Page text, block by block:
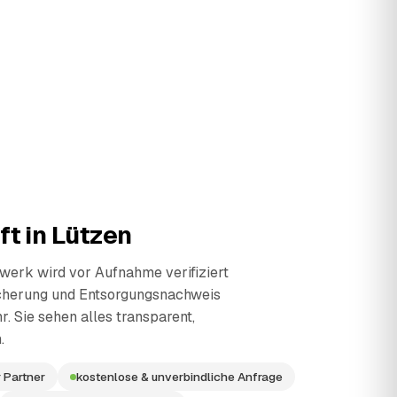
in Lützen
wird vor Aufnahme verifiziert
und Entsorgungsnachweis
Sie sehen alles transparent,
Partner kostenlose & unverbindliche Anfrage